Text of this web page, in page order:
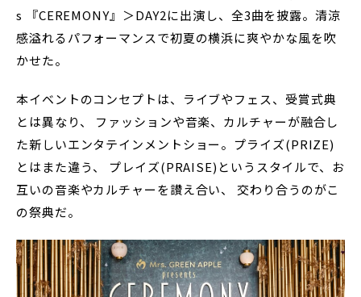
s 『CEREMONY』＞DAY2に出演し、全3曲を披露。清涼
感溢れるパフォーマンスで初夏の横浜に爽やかな風を吹
かせた。
本イベントのコンセプトは、ライブやフェス、受賞式典
とは異なり、 ファッションや音楽、カルチャーが融合し
た新しいエンタテインメントショー。プライズ(PRIZE)
とはまた違う、 プレイズ(PRAISE)というスタイルで、お
互いの音楽やカルチャーを讃え合い、 交わり合うのがこ
の祭典だ。